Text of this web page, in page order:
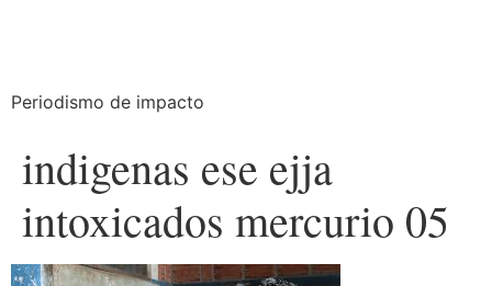
Periodismo de impacto
indigenas ese ejja
intoxicados mercurio 05